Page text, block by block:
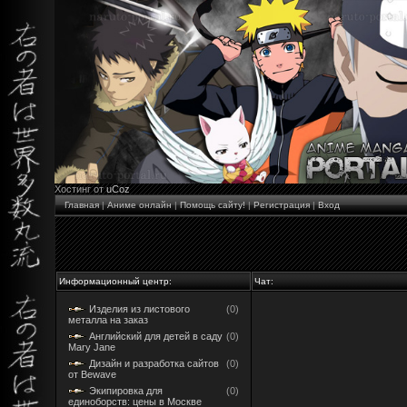
Хостинг отuCoz
Главная|Аниме онлайн|Помощь сайту!|Регистрация|Вход
Информационный центр: Чат:
Изделия из листового
металла на заказ
(0)
Английский для детей в саду
Mary Jane
(0)
Дизайн и разработка сайтов
от Bewave
(0)
Экипировка для
единоборств: цены в Москве
(0)